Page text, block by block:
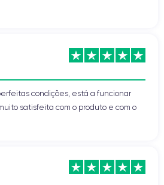
condições, está a funcionar
satisfeita com o produto e com o